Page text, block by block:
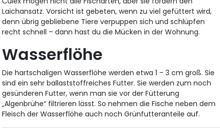
Laichansatz. Vorsicht ist gebeten, wenn zu viel gefüttert wird,
denn übrig gebliebene Tiere verpuppen sich und schlüpfen
recht schnell – dann hast du die Mücken in der Wohnung.
Wasserflöhe
Die hartschaligen Wasserflöhe werden etwa 1 – 3 cm groß. Sie
sind ein sehr ballaststoffreiches Futter. Sie werden zum noch
gesünderen Futter, wenn man sie vor der Fütterung
„Algenbrühe“ filtrieren lässt. So nehmen die Fische neben dem
Fleisch der Wasserflöhe auch noch Grünfutteranteile auf.